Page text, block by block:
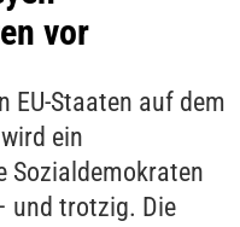
vor
EU-Staaten auf dem
ein
Sozialdemokraten
und trotzig. Die